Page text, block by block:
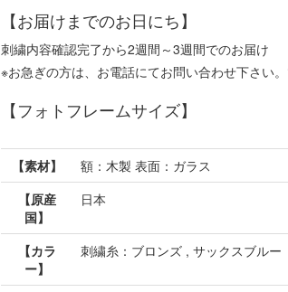
【お届けまでのお日にち】
刺繍内容確認完了から2週間～3週間でのお届け
※お急ぎの方は、お電話にてお問い合わせ下さい
【フォトフレームサイズ】
【素材】
額：木製 表面：ガラス
【原産
国】
日本
【カラ
ー】
刺繍糸：ブロンズ , サックスブルー